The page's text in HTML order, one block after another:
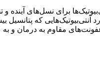
برای نسل‌های
که
عفونت‌های مقاوم به